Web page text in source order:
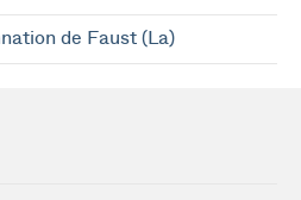
de Faust (La)